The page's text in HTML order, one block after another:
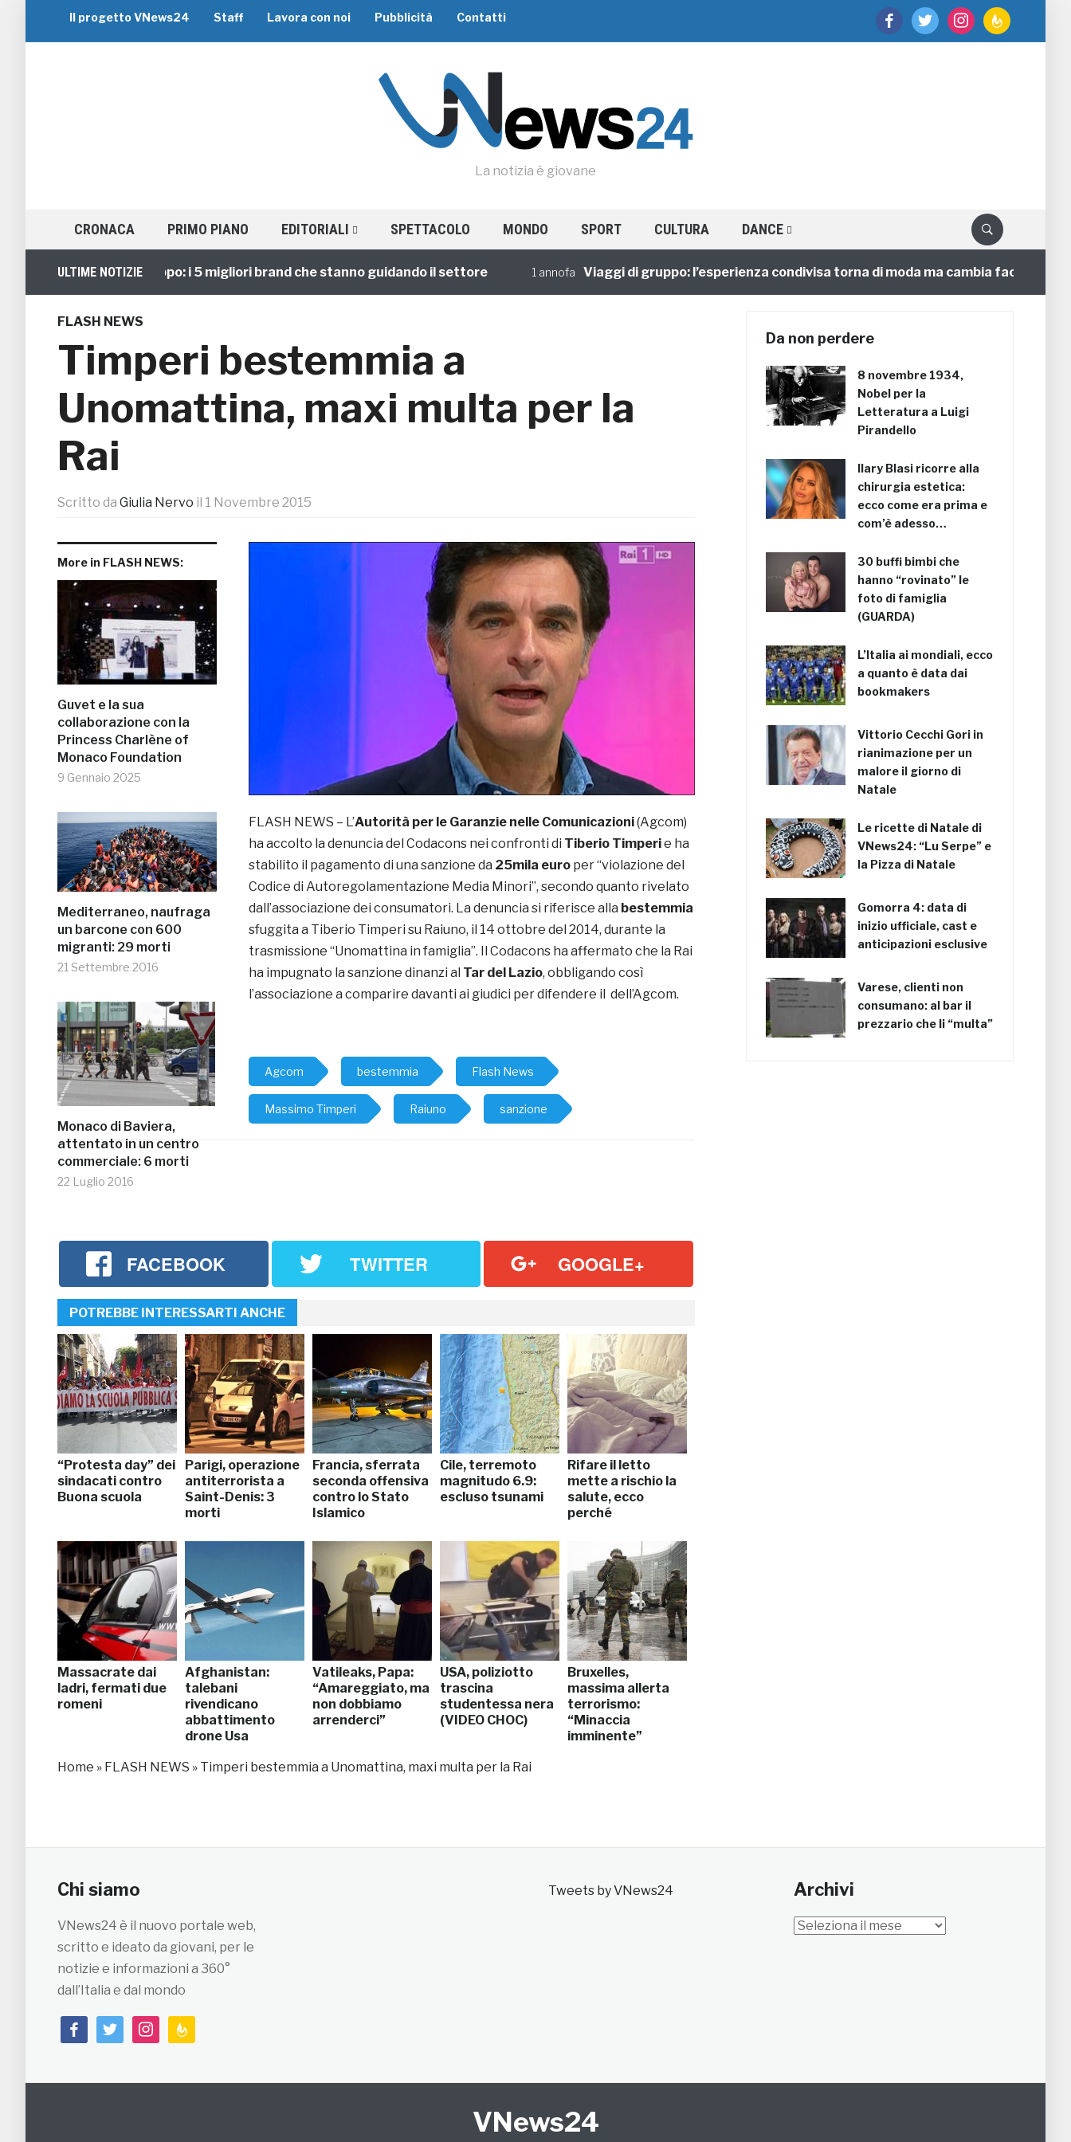
facebooktwitter instagramfeedburner
Il progetto VNews24 Staff Lavora con noi Pubblicità Contatti
La notizia è giovane
CRONACA PRIMO PIANO EDITORIALI SPETTACOLO MONDO SPORT CULTURA DANCE
ULTIME NOTIZIE
Viaggi di Gruppo: i 5 migliori brand che stanno guidando il settore 1 annofa Viaggi di gruppo: l’esperienza condivisa torna di moda ma cambia faccia
FLASH NEWS
Timperi bestemmia a
Unomattina, maxi multa per la
Rai
Scritto da Giulia Nervo il 1 Novembre 2015
More in FLASH NEWS:
Guvet e la sua
collaborazione con la
Princess Charlène of
Monaco Foundation
9 Gennaio 2025
Mediterraneo, naufraga
un barcone con 600
migranti: 29 morti
21 Settembre 2016
Monaco di Baviera,
attentato in un centro
commerciale: 6 morti
22 Luglio 2016
FLASH NEWS – L’Autorità per le Garanzie nelle Comunicazioni(Agcom)
ha accolto la denuncia del Codacons nei confronti di Tiberio Timperie ha
stabilito il pagamento di una sanzione da 25mila euro per “violazione del
Codice di Autoregolamentazione Media Minori”, secondo quanto rivelato
dall’associazione dei consumatori. La denuncia si riferisce alla bestemmia
sfuggita a Tiberio Timperi su Raiuno, il 14 ottobre del 2014, durante la
trasmissione “Unomattina in famiglia”. Il Codacons ha affermato che la Rai
ha impugnato la sanzione dinanzi al Tar del Lazio, obbligando così
l’associazione a comparire davanti ai giudici per difendere il dell’Agcom.
Agcom bestemmia Flash News
Massimo Timperi Raiuno sanzione
FACEBOOK TWITTER GOOGLE+
POTREBBE INTERESSARTI ANCHE
“Protesta day” dei
sindacati contro
Buona scuola
Parigi, operazione
antiterrorista a
Saint-Denis: 3
morti
Francia, sferrata
seconda offensiva
contro lo Stato
Islamico
Cile, terremoto
magnitudo 6.9:
escluso tsunami
Rifare il letto
mette a rischio la
salute, ecco
perché
Massacrate dai
ladri, fermati due
romeni
Afghanistan:
talebani
rivendicano
abbattimento
drone Usa
Vatileaks, Papa:
“Amareggiato, ma
non dobbiamo
arrenderci”
USA, poliziotto
trascina
studentessa nera
(VIDEO CHOC)
Bruxelles,
massima allerta
terrorismo:
“Minaccia
imminente”
Home » FLASH NEWS » Timperi bestemmia a Unomattina, maxi multa per la Rai
Da non perdere
8 novembre 1934,
Nobel per la
Letteratura a Luigi
Pirandello
Ilary Blasi ricorre alla
chirurgia estetica:
ecco come era prima e
com’è adesso…
30 buffi bimbi che
hanno “rovinato” le
foto di famiglia
(GUARDA)
L’Italia ai mondiali, ecco
a quanto è data dai
bookmakers
Vittorio Cecchi Gori in
rianimazione per un
malore il giorno di
Natale
Le ricette di Natale di
VNews24: “Lu Serpe” e
la Pizza di Natale
Gomorra 4: data di
inizio ufficiale, cast e
anticipazioni esclusive
Varese, clienti non
consumano: al bar il
prezzario che li “multa”
Chi siamo
VNews24 è il nuovo portale web,
scritto e ideato da giovani, per le
notizie e informazioni a 360°
dall’Italia e dal mondo
facebooktwitterinstagramfeedburner
Tweets by VNews24 Archivi
Archivi
VNews24